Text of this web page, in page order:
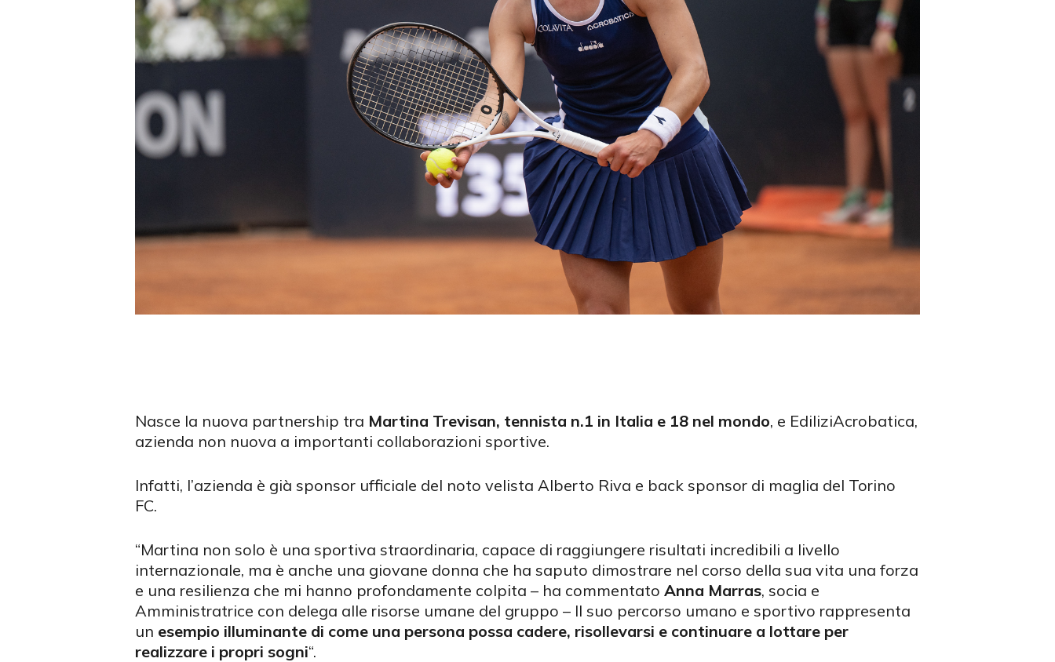
Nasce la nuova partnership tra Martina Trevisan, tennista n.1 in Italia e 18 nel mondo, e EdiliziAcrobatica,
azienda non nuova a importanti collaborazioni sportive.
Infatti, l’azienda è già sponsor ufficiale del noto velista Alberto Riva e back sponsor di maglia del Torino
FC.
“Martina non solo è una sportiva straordinaria, capace di raggiungere risultati incredibili a livello
internazionale, ma è anche una giovane donna che ha saputo dimostrare nel corso della sua vita una forza
e una resilienza che mi hanno profondamente colpita – ha commentato Anna Marras, socia e
Amministratrice con delega alle risorse umane del gruppo – Il suo percorso umano e sportivo rappresenta
un esempio illuminante di come una persona possa cadere, risollevarsi e continuare a lottare per
realizzare i propri sogni“.